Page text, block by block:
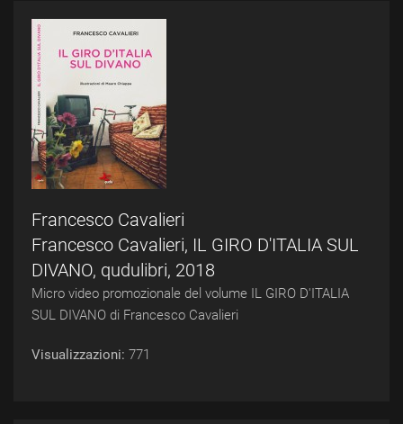
Francesco Cavalieri
Francesco Cavalieri, IL GIRO D'ITALIA SUL
DIVANO, qudulibri, 2018
Micro video promozionale del volume IL GIRO D'ITALIA
SUL DIVANO di Francesco Cavalieri
Visualizzazioni: 771